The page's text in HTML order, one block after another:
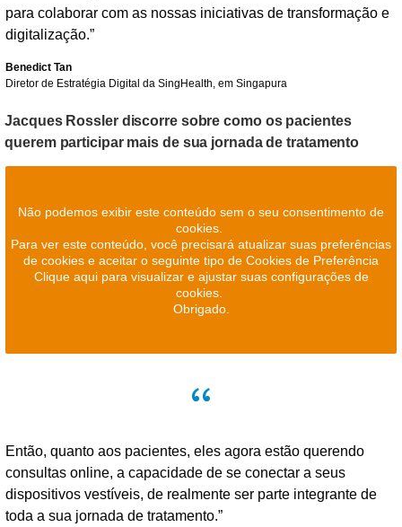
para colaborar com as nossas iniciativas de transformação e
digitalização.”
Benedict Tan
Diretor de Estratégia Digital da SingHealth, em Singapura
Jacques Rossler discorre sobre como os pacientes
querem participar mais de sua jornada de tratamento
Não podemos exibir este conteúdo sem o seu consentimento de
cookies.
Para ver este conteúdo, você precisará atualizar suas preferências
de cookies e aceitar o seguinte tipo de Cookies de Preferência
Clique aqui para visualizar e ajustar suas configurações de
cookies.
Obrigado.
Então, quanto aos pacientes, eles agora estão querendo
consultas online, a capacidade de se conectar a seus
dispositivos vestíveis, de realmente ser parte integrante de
toda a sua jornada de tratamento.”